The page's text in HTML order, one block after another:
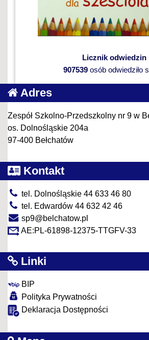
Licznik odwiedzin
907539osób odwiedziło
Adres
Zespół Szkolno-Przedszkolny nr 9 w
os. Dolnośląskie 204a
97-400 Bełchatów
Kontakt
tel. Dolnośląskie 44 633 46 80
tel. Edwardów 44 632 42 46
sp9@belchatow.pl
AE:PL-61898-12375-TTGFV-33
Linki
BIP
Polityka Prywatności
Deklaracja Dostępności